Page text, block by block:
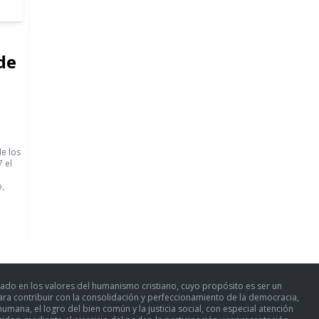
los
el
en los valores del humanismo cristiano, cuyo propósito es ser un
contribuir con la consolidación y perfeccionamiento de la democracia,
el logro del bien común y la justicia social, con especial atención